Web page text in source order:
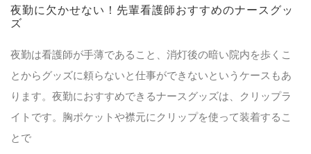
夜勤に欠かせない！先輩看護師おすすめのナースグッ
ズ
夜勤は看護師が手薄であること、消灯後の暗い院内を歩くこ
とからグッズに頼らないと仕事ができないというケースもあ
ります。夜勤におすすめできるナースグッズは、クリップラ
イトです。胸ポケットや襟元にクリップを使って装着するこ
とで